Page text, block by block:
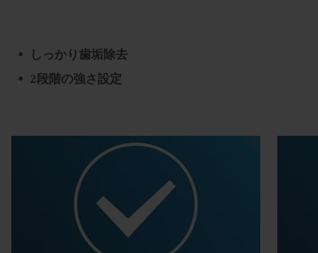
しっかり歯垢除去
2段階の強さ設定